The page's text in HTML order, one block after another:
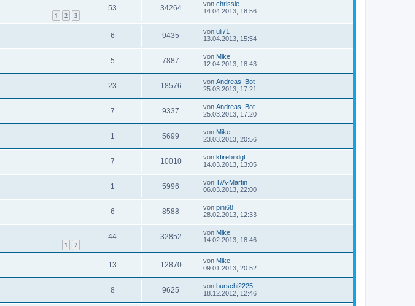
1 2 3
53 34264 von chrissie
14.04.2013, 18:56
6 9435 von uli71
13.04.2013, 15:54
5 7887 von Mike
12.04.2013, 18:43
23 18576 von Andreas_Bot
25.03.2013, 17:21
7 9337 von Andreas_Bot
25.03.2013, 17:20
1 5699 von Mike
23.03.2013, 20:56
7 10010 von kfirebirdgt
14.03.2013, 13:05
1 5996 von T/A-Martin
06.03.2013, 22:00
6 8588 von pini68
28.02.2013, 12:33
1 2
44 32852 von Mike
14.02.2013, 18:46
13 12870 von Mike
09.01.2013, 20:52
8 9625 von burschi2225
18.12.2012, 12:46